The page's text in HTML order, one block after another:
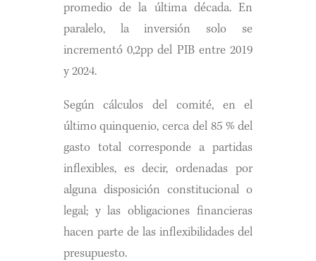
promedio de la última década. En
paralelo, la inversión solo se
incrementó 0,2pp del PIB entre 2019
y 2024.
Según cálculos del comité, en el
último quinquenio, cerca del 85 % del
gasto total corresponde a partidas
inflexibles, es decir, ordenadas por
alguna disposición constitucional o
legal; y las obligaciones financieras
hacen parte de las inflexibilidades del
presupuesto.